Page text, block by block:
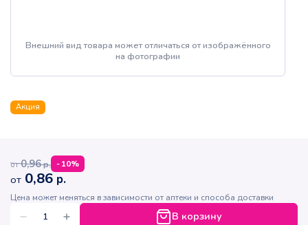
Внешний вид товара может отличаться от изображённого
на фотографии
Акция
от 0,96р. -10%
от 0,86 р.
Цена может меняться в зависимости от аптеки и способа доставки
В корзину